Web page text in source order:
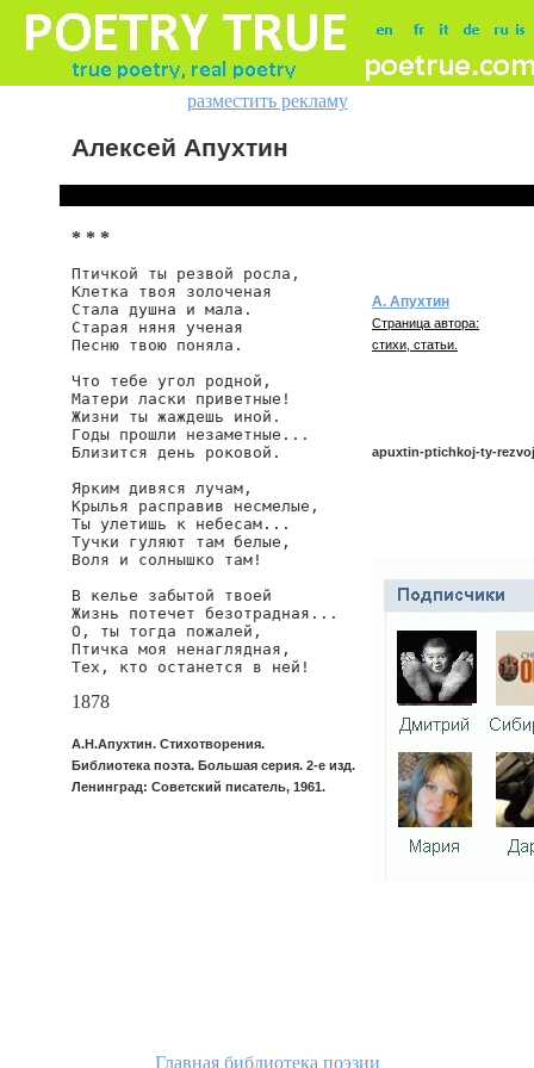
разместить рекламу
Алексей Апухтин
* * *
Птичкой ты резвой росла,
Клетка твоя золоченая
Стала душна и мала.
Старая няня ученая
Песню твою поняла.
Что тебе угол родной,
Матери ласки приветные!
Жизни ты жаждешь иной.
Годы прошли незаметные...
Близится день роковой.
Ярким дивяся лучам,
Крылья расправив несмелые,
Ты улетишь к небесам...
Тучки гуляют там белые,
Воля и солнышко там!
В келье забытой твоей
Жизнь потечет безотрадная...
О, ты тогда пожалей,
Птичка моя ненаглядная,
1878
А.Н.Апухтин. Стихотворения.
Библиотека поэта. Большая серия. 2-е изд.
Ленинград: Советский писатель, 1961.
А. Апухтин
Страница автора:
стихи, статьи.
apuxtin-ptichkoj-ty-rezvoj
Главная библиотека поэзии